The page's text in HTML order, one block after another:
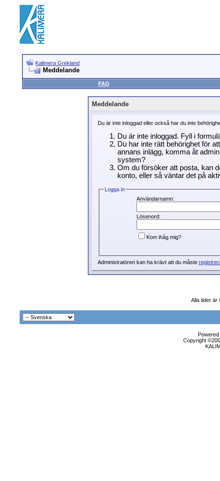
Kalimera Grekland
Meddelande
FAQ
Meddelande
Du är inte inloggad eller också har du inte
Du är inte inloggad. Fyll i
Du har inte rätt behörighet för
annans inlägg, komma åt
system?
Om du försöker att posta, kan
konto, eller så väntar det på
Logga in
Användarnamn:
Lösenord:
Kom ihåg mig?
Administratören kan ha krävt att du måste
Alla tider är
Copyright